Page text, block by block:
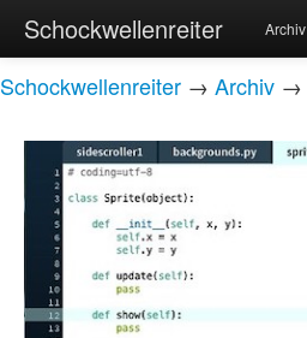
Schockwellenreiter Archiv
Schockwellenreiter → Archiv →